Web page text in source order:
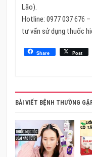
Lão).
Hotline: 0977 037 676
tư vấn sử dụng thuốc
Share Post
BÀI VIẾT BỆNH THƯỜNG